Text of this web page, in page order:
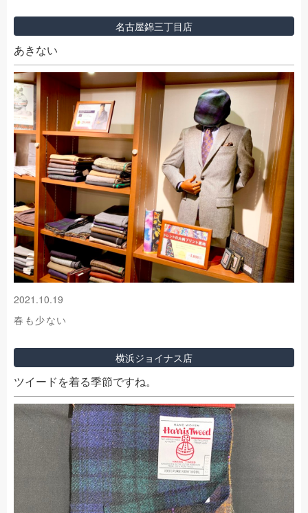
名古屋錦三丁目店
あきない
2021.10.19
春も少ない
横浜ジョイナス店
ツイードを着る季節ですね。